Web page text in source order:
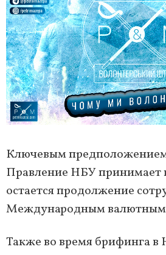
Ключевым
Правление НБУ принимает
остается продолжение
Международным
Также во время брифинга